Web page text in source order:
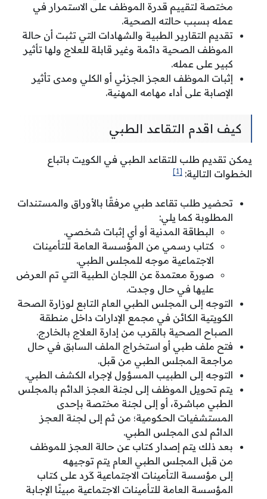
مختصة لتقييم قدرة الموظف على الاستمرار في
عمله بسبب حالته الصحية.
تقديم التقارير الطبية والشهادات التي تثبت أن حالة
الموظف الصحية دائمة وغير قابلة للعلاج ولها تأثير
كبير على عمله.
إثبات الموظف العجز الجزئي أو الكلي ومدى تأثير
الإصابة على أداء مهامه المهنية.
كيف اقدم التقاعد الطبي
يمكن تقديم طلب للتقاعد الطبي في الكويت باتباع
الخطوات التالية: [1]
تحضير طلب تقاعد طبي مرفقًا بالأوراق والمستندات
المطلوبة كما يلي:
البطاقة المدنية أو أي إثبات شخصي.
كتاب رسمي من المؤسسة العامة للتأمينات
الاجتماعية موجه للمجلس الطبي.
صورة معتمدة عن اللجان الطبية التي تم العرض
عليها في حال وجدت.
التوجه إلى المجلس الطبي العام التابع لوزارة الصحة
الكويتية الكائن في مجمع الإدارات داخل منطقة
الصباح الصحية بالقرب من إدارة العلاج بالخارج.
فتح ملف طبي أو استخراج الملف السابق في حال
مراجعة المجلس الطبي من قبل.
التوجه إلى الطبيب المسؤول لإجراء الكشف الطبي.
يتم تحويل الموظف إلى لجنة العجز الدائم بالمجلس
الطبي مباشرة، أو إلى لجنة مختصة بإحدى
المستشفيات الحكومية؛ من ثم إلى لجنة العجز
الدائم لدى المجلس الطبي.
بعد ذلك يتم إصدار كتاب عن حالة العجز للموظف
من قبل المجلس الطبي العام يتم توجيهه
إلى مؤسسة التأمينات الاجتماعية كَرد على كتاب
المؤسسة العامة للتأمينات الاجتماعية مبينًا الإجابة